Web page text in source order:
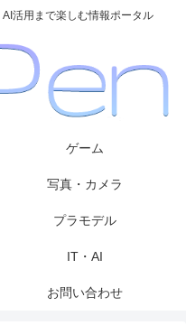
活用まで楽しむ情報ポータル
ゲーム
写真・カメラ
プラモデル
IT・AI
お問い合わせ